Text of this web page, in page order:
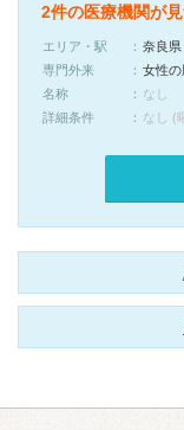
2件の医療機関が
エリア・駅
奈良県
専門外来
女性
名称
なし
詳細条件
なし (